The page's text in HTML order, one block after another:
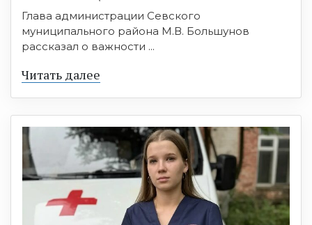
Глава администрации Севского
муниципального района М.В. Большунов
рассказал о важности ...
Читать далее